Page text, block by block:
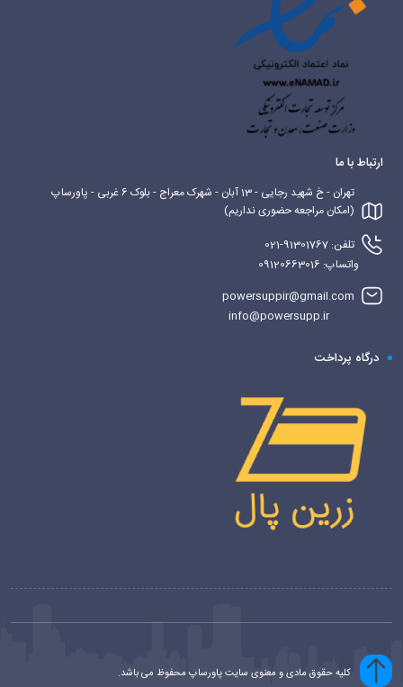
ارتباط با ما
تهران - خ شهید رجایی - 13 آبان - شهرک معراج - بلوک 6 غربی - پاورساپ
(امکان مراجعه حضوری نداریم)
تلفن: 91301767-021
واتساپ: 09120663016
powersuppir@gmail.com
info@powersupp.ir
درگاه پرداخت
کلیه حقوق مادی و معنوی سایت پاورساپ محفوظ می باشد.